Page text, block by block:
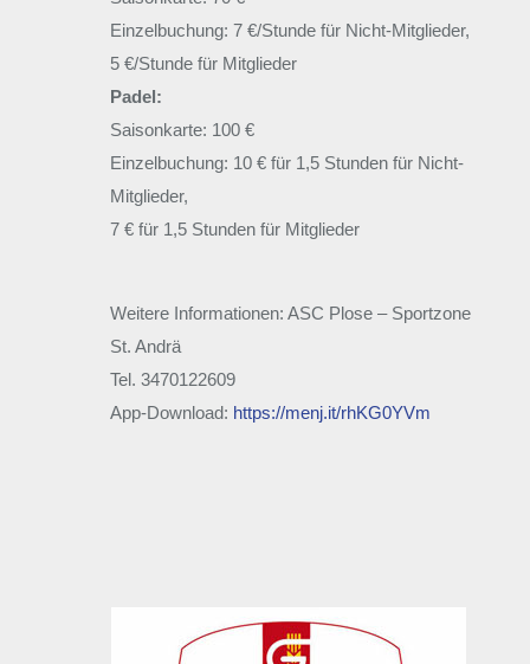
Einzelbuchung: 7 €/Stunde für Nicht-Mitglieder,
5 €/Stunde für Mitglieder
Padel:
Saisonkarte: 100 €
Einzelbuchung: 10 € für 1,5 Stunden für Nicht-
Mitglieder,
7 € für 1,5 Stunden für Mitglieder
Weitere Informationen: ASC Plose – Sportzone
St. Andrä
Tel. 3470122609
App-Download: https://menj.it/rhKG0YVm